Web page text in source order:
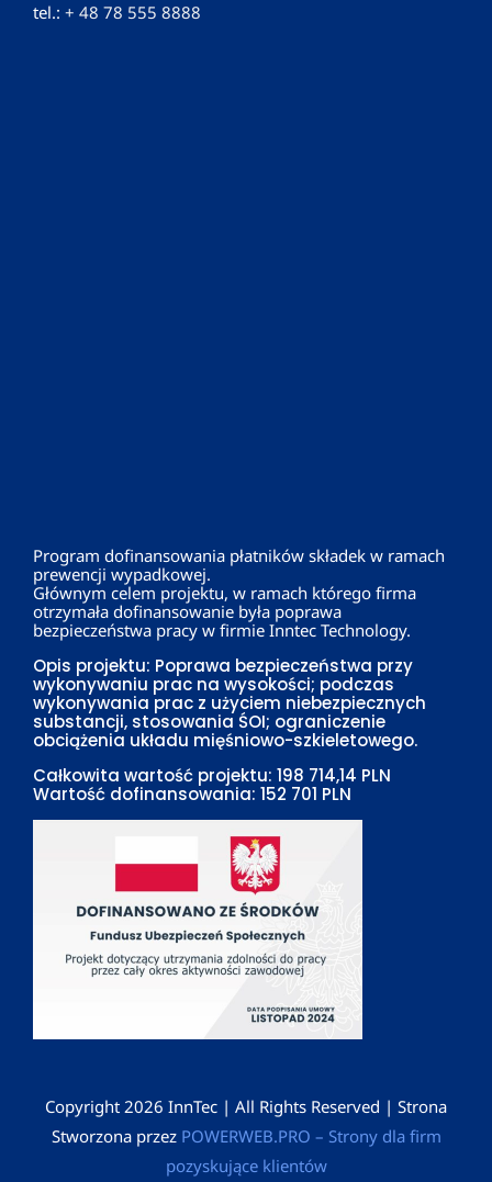
tel.: + 48 78 555 8888
Program dofinansowania płatników składek w ramach
prewencji wypadkowej.
Głównym celem projektu, w ramach którego firma
otrzymała dofinansowanie była poprawa
bezpieczeństwa pracy w firmie Inntec Technology.
Opis projektu: Poprawa bezpieczeństwa przy
wykonywaniu prac na wysokości; podczas
wykonywania prac z użyciem niebezpiecznych
substancji, stosowania ŚOI; ograniczenie
obciążenia układu mięśniowo-szkieletowego.
Całkowita wartość projektu: 198 714,14 PLN
Wartość dofinansowania: 152 701 PLN
Copyright 2026 InnTec | All Rights Reserved | Strona
Stworzona przez POWERWEB.PRO – Strony dla firm
pozyskujące klientów